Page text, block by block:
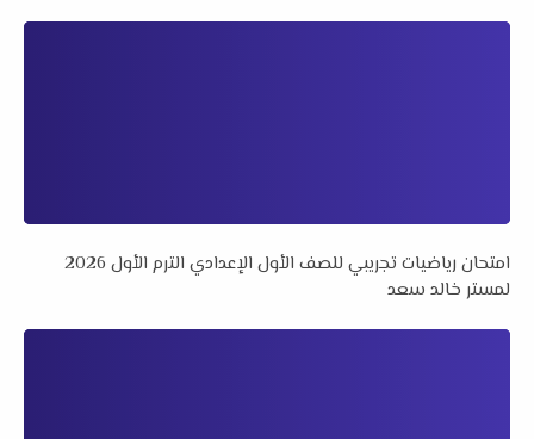
امتحان رياضيات تجريبي للصف الأول الإعدادي الترم الأول 2026
لمستر خالد سعد